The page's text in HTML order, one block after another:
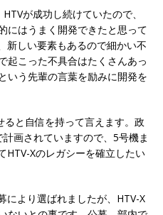
が成功し続けていたので、
にはうまく開発できたと思って
新しい要素もあるので細かい不
起こった不具合はたくさんあっ
いう先輩の言葉を励みに開発を
ると自信を持って言えます。政
画されていますので、5号機ま
HTV-Xのレガシーを確立したい
により選ばれましたが、HTV-X